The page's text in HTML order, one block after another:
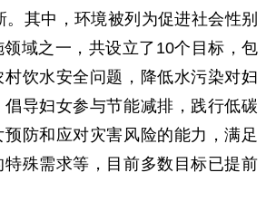
。其中，环境被列为促进社会性别
域之一，共设立了10个目标，包
饮水安全问题，降低水污染对妇
导妇女参与节能减排，践行低碳
防和应对灾害风险的能力，满足
殊需求等，目前多数目标已提前